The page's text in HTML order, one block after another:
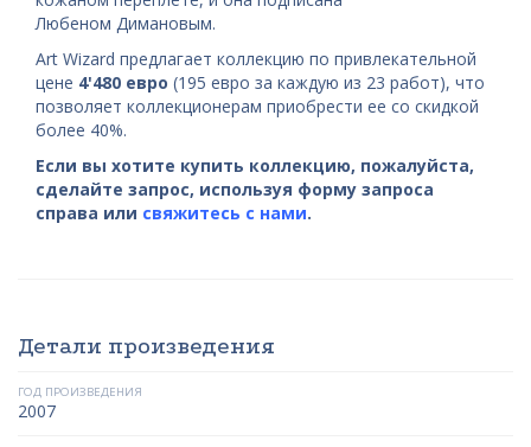
Любеном Димановым.
Art Wizard предлагает коллекцию по привлекательной
цене 4'480 евро (195 евро за каждую из 23 работ), что
позволяет коллекционерам приобрести ее со скидкой
более 40%.
Если вы хотите купить коллекцию, пожалуйста,
сделайте запрос, используя форму запроса
справа или свяжитесь с нами.
Детали произведения
ГОД ПРОИЗВЕДЕНИЯ
2007